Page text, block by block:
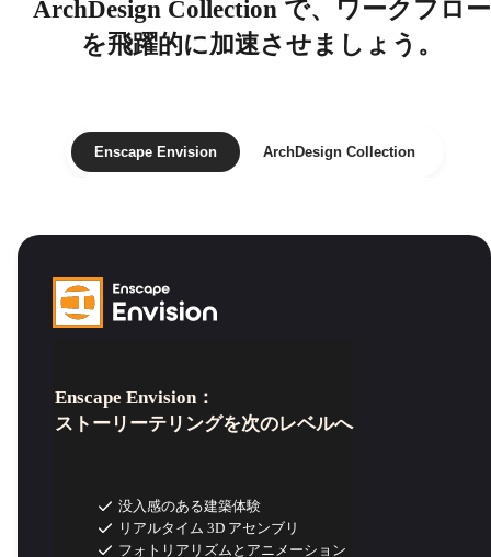
ArchDesign Collection で、ワークフロー
を飛躍的に加速させましょう。
Enscape Envision ArchDesign Collection
Enscape Envision：
ストーリーテリングを次のレベルへ
没入感のある建築体験
リアルタイム 3D アセンブリ
フォトリアリズムとアニメーション